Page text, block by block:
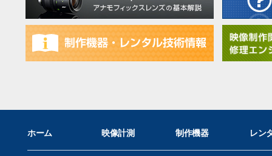
ホーム 映像計測 制作機器 レン